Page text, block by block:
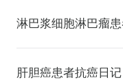
淋巴浆细胞淋巴瘤
肝胆癌患者抗癌日记